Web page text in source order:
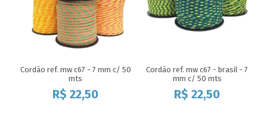
Cordão ref. mw c67 - 7 mm c/ 50
mts
R$ 22,50
Cordão ref. mw c67 - brasil - 7
mm c/ 50 mts
R$ 22,50